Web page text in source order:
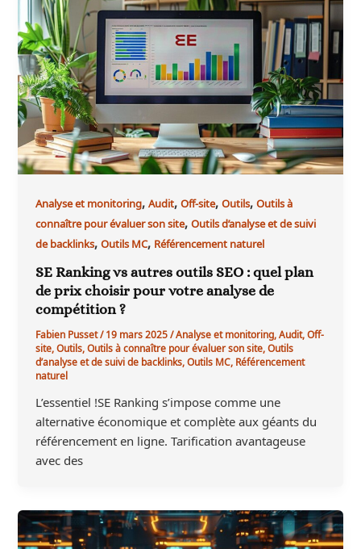
Analyse et monitoring,Audit,Off-site,Outils,Outils à
connaître pour évaluer son site,Outils d’analyse et de suivi
de backlinks,Outils MC, Référencement naturel
SE Ranking vs autres outils SEO : quel plan
de prix choisir pour votre analyse de
compétition ?
Fabien Pusset/19 mars 2025/Analyse et monitoring,Audit,Off-
site,Outils,Outils à connaître pour évaluer son site,Outils
d’analyse et de suivi de backlinks,Outils MC,Référencement
naturel
L’essentiel !SE Ranking s’impose comme une
alternative économique et complète aux géants du
référencement en ligne. Tarification avantageuse
avec des